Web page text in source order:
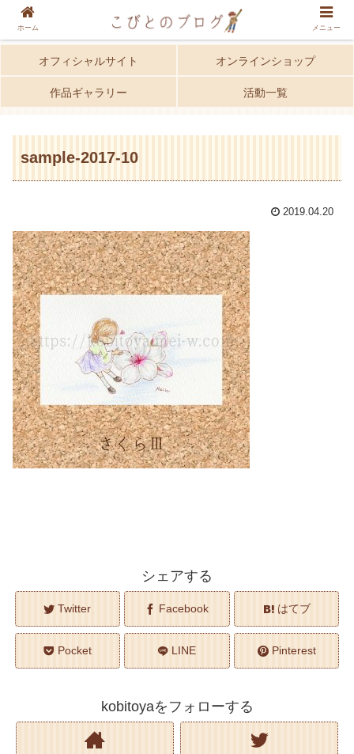
オフィシャルサイト オンラインショップ
作品ギャラリー 活動一覧
sample-2017-10
2019.04.20
シェアする
Twitter Facebook はてブ
Pocket LINE Pinterest
kobitoyaをフォローする
ホーム メニュー